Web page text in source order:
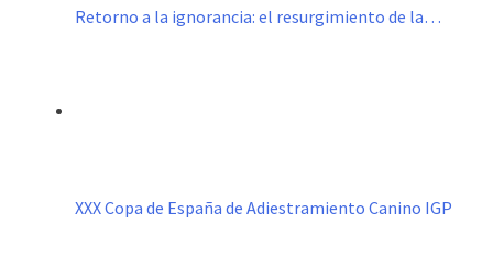
Retorno a la ignorancia: el resurgimiento de la…
XXX Copa de España de Adiestramiento Canino IGP